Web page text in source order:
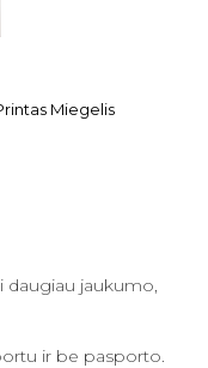
Miegelis
daugiau jaukumo,
ir be pasporto.